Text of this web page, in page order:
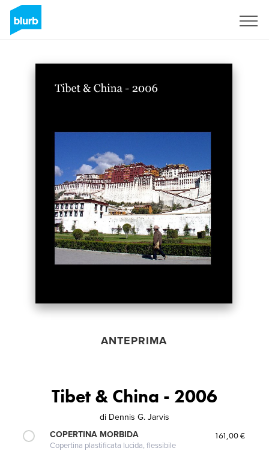
ANTEPRIMA
Tibet & China - 2006
di Dennis G. Jarvis
COPERTINA MORBIDA
Copertina plastificata lucida, flessibile
161,00 €